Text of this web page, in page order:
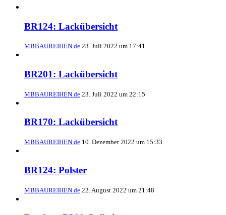
BR124: Lackübersicht
MBBAUREIHEN.de 23. Juli 2022 um 17:41
BR201: Lackübersicht
MBBAUREIHEN.de 23. Juli 2022 um 22:15
BR170: Lackübersicht
MBBAUREIHEN.de 10. Dezember 2022 um 15:33
BR124: Polster
MBBAUREIHEN.de 22. August 2022 um 21:48